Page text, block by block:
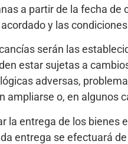
a partir de la fecha
y las
serán las
estar sujetas a
adversas,
ampliarse o, en algunos
la entrega de los
entrega se efectuará